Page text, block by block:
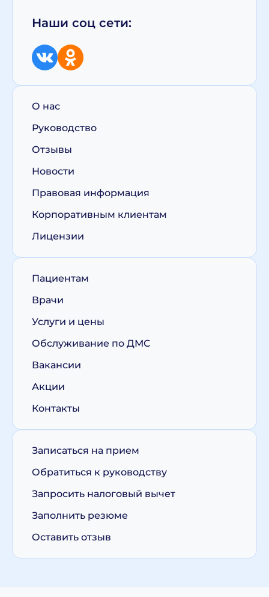
Наши соц сети:
О нас
Руководство
Отзывы
Новости
Правовая информация
Корпоративным клиентам
Лицензии
Пациентам
Врачи
Услуги и цены
Обслуживание по ДМС
Вакансии
Акции
Контакты
Записаться на прием
Обратиться к руководству
Запросить налоговый вычет
Заполнить резюме
Оставить отзыв